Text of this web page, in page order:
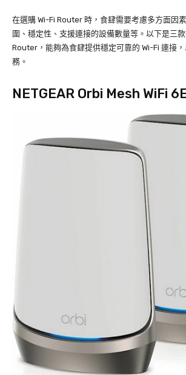
在選購 Wi-Fi Router 時，食肆需要考慮多方面因
圍、穩定性、支援連接的設備數量等。以下是三
Router，能夠為食肆提供穩定可靠的 Wi-Fi 連接
務。
NETGEAR Orbi Mesh WiFi